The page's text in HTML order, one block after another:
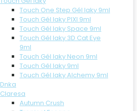
Touch One Step Gél laky 9ml
Touch Gél laky PIXI 9ml
Touch Gél laky Space 9ml
Touch Gél laky 3D Cat Eye
9ml
Touch Gél laky Neon 9ml
Touch Gél laky 9ml
Touch Gél laky Alchemy 9ml
Dnka
Claresa
Autumn Crush